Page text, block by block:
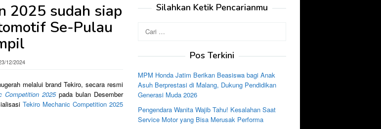
2025 sudah siap
Se-Pulau
12/2024
melalui brand Tekiro, secara resmi
Competition 2025 pada bulan Desember
Tekiro Mechanic Competition 2025
Silahkan Ketik Pencarianmu
untuk:
Pos Terkini
MPM Honda Jatim Berikan Beasiswa bagi Anak
Asuh Berprestasi di Malang, Dukung Pendidikan
Generasi Muda 2026
Pengendara Wanita Wajib Tahu! Kesalahan Saat
Service Motor yang Bisa Merusak Performa